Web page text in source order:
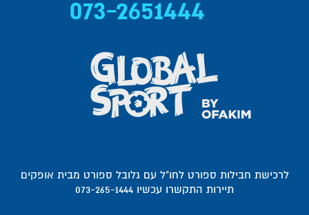
073-2651444
לרכישת חבילות ספורט לחו"ל עם גלובל ספורט מבית אופקים
תיירות התקשרו עכשיו 073-265-1444